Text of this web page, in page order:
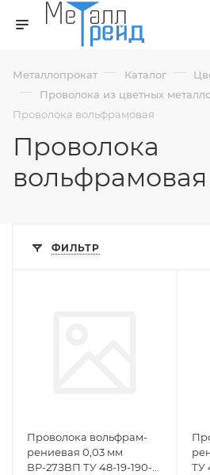
Металлопрокат — Каталог —
— Проволока из цветных
Проволока вольфрамовая
Проволока
вольфрамовая
ФИЛЬТР
Проволока вольфрам-
рениевая 0,03 мм
ВР-27ЗВП ТУ 48-19-190-
ТУ